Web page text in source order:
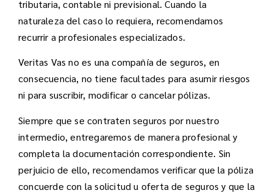
tributaria, contable ni previsional. Cuando la
naturaleza del caso lo requiera, recomendamos
recurrir a profesionales especializados.
Veritas Vas no es una compañía de seguros, en
consecuencia, no tiene facultades para asumir riesgos
ni para suscribir, modificar o cancelar pólizas.
Siempre que se contraten seguros por nuestro
intermedio, entregaremos de manera profesional y
completa la documentación correspondiente. Sin
perjuicio de ello, recomendamos verificar que la póliza
concuerde con la solicitud u oferta de seguros y que la